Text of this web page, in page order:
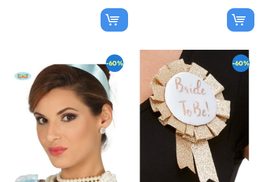
-60% -60%